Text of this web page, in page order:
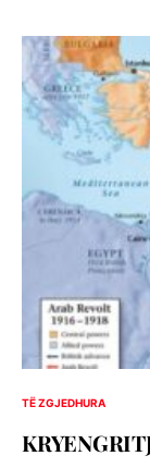
TË ZGJEDHURA